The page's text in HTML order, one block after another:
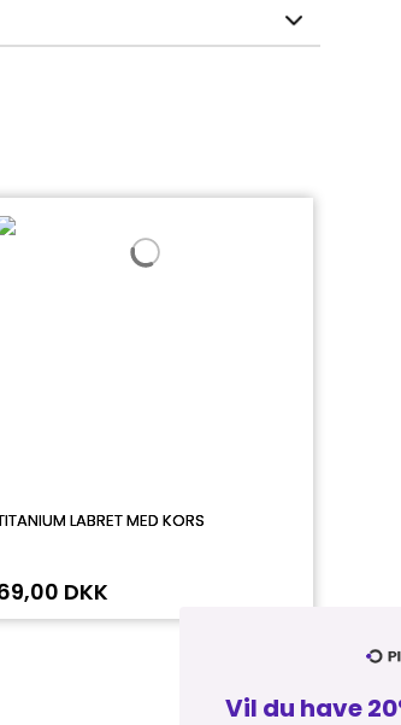
LABRET MED KORS
DKK
du have 20% på dit næste køb?